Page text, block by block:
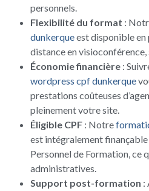
personnels.
Flexibilité du format :
dunkerqueest disponible en
distance en
Économie financière :
wordpress cpf dunkerque
prestations coûteuses
pleinement votre site.
Éligible CPF : Notre
est intégralement
Personnel de Formation, ce
administratives.
Support post-formation :